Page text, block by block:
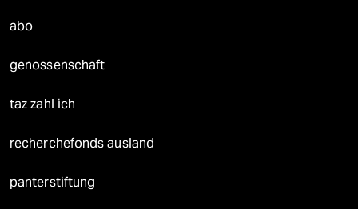
abo
genossenschaft
taz zahl ich
recherchefonds ausland
panterstiftung